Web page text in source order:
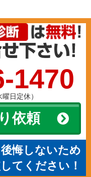
1470
日定休）
依頼
悔しないため
てください！